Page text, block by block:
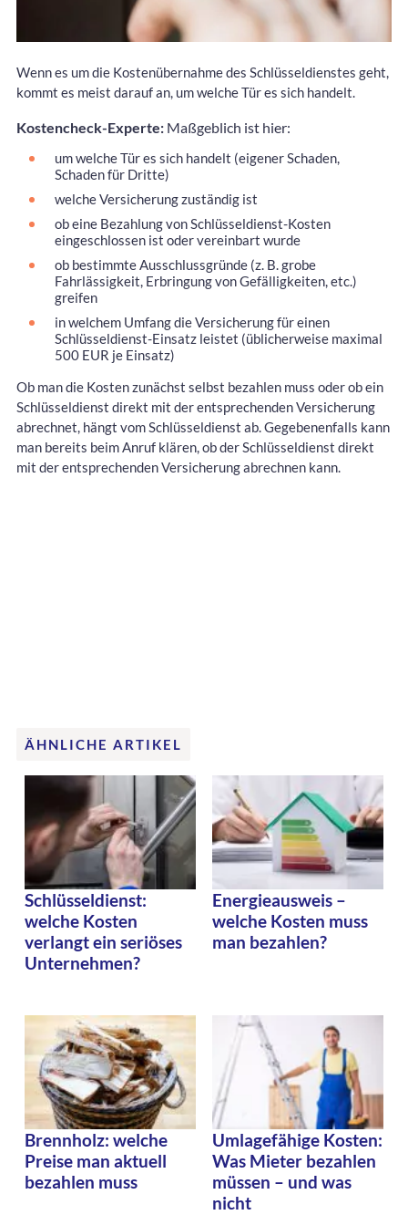
Wenn es um die Kostenübernahme des Schlüsseldienstes geht,
kommt es meist darauf an, um welche Tür es sich handelt.
Kostencheck-Experte: Maßgeblich ist hier:
um welche Tür es sich handelt (eigener Schaden,
Schaden für Dritte)
welche Versicherung zuständig ist
ob eine Bezahlung von Schlüsseldienst-Kosten
eingeschlossen ist oder vereinbart wurde
ob bestimmte Ausschlussgründe (z. B. grobe
Fahrlässigkeit, Erbringung von Gefälligkeiten, etc.)
greifen
in welchem Umfang die Versicherung für einen
Schlüsseldienst-Einsatz leistet (üblicherweise maximal
500 EUR je Einsatz)
Ob man die Kosten zunächst selbst bezahlen muss oder ob ein
Schlüsseldienst direkt mit der entsprechenden Versicherung
abrechnet, hängt vom Schlüsseldienst ab. Gegebenenfalls kann
man bereits beim Anruf klären, ob der Schlüsseldienst direkt
mit der entsprechenden Versicherung abrechnen kann.
ÄHNLICHE ARTIKEL
Schlüsseldienst:
welche Kosten
verlangt ein seriöses
Unternehmen?
Energieausweis –
welche Kosten muss
man bezahlen?
Brennholz: welche
Preise man aktuell
bezahlen muss
Umlagefähige Kosten:
Was Mieter bezahlen
müssen – und was
nicht